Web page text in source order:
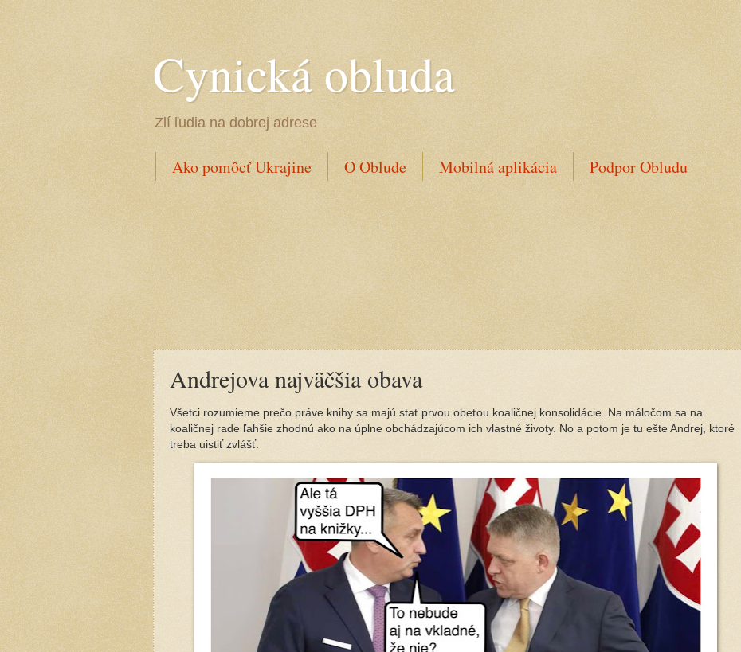
Cynická obluda
Zlí ľudia na dobrej adrese
Ako pomôcť Ukrajine O Oblude Mobilná aplikácia Podpor Obludu
Andrejova najväčšia obava
Všetci rozumieme prečo práve knihy sa majú stať prvou obeťou koaličnej konsolidácie. Na máločom sa na
koaličnej rade ľahšie zhodnú ako na úplne obchádzajúcom ich vlastné životy. No a potom je tu ešte Andrej, ktoré
treba uistiť zvlášť.